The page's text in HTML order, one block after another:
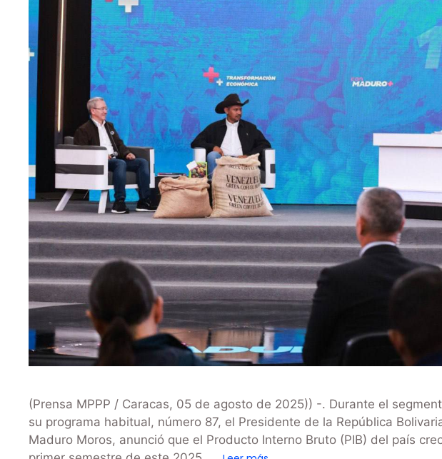
(Prensa MPPP / Caracas, 05 de agosto de 2025)) -. Durante el
su programa habitual, número 87, el Presidente de la República
Maduro Moros, anunció que el Producto Interno Bruto (PIB) del país